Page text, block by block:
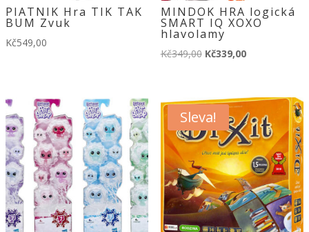
PIATNIK Hra TIK TAK
BUM Zvuk
Kč549,00
MINDOK HRA logická
SMART IQ XOXO
hlavolamy
Kč349,00 Původní
Kč349,00.
Kč339,00Aktuální
Sleva!